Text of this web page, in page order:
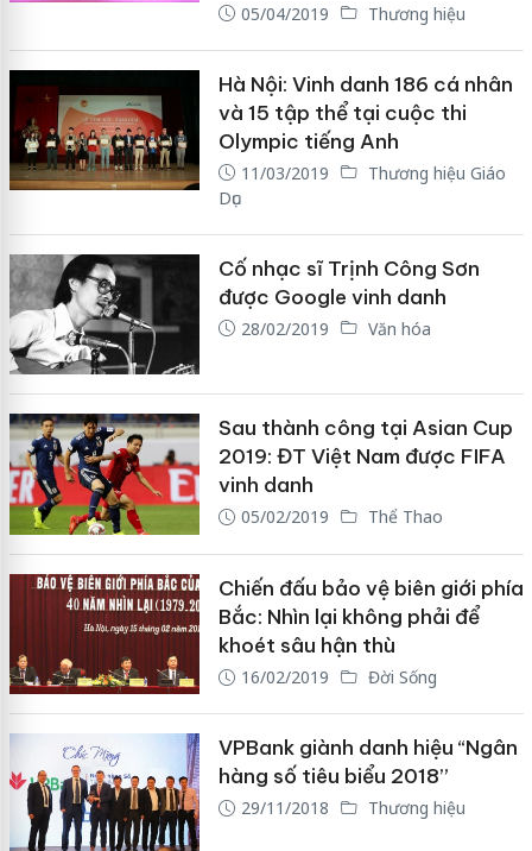
05/04/2019 Thương hiệu
Hà Nội: Vinh danh 186 cá nhân
và 15 tập thể tại cuộc thi
Olympic tiếng Anh
11/03/2019
Thương hiệu Giáo
Dục
Cố nhạc sĩ Trịnh Công Sơn
được Google vinh danh
28/02/2019 Văn hóa
Sau thành công tại Asian Cup
2019: ĐT Việt Nam được FIFA
vinh danh
05/02/2019 Thể Thao
Chiến đấu bảo vệ biên giới phía
Bắc: Nhìn lại không phải để
khoét sâu hận thù
16/02/2019 Đời Sống
VPBank giành danh hiệu “Ngân
hàng số tiêu biểu 2018”
29/11/2018 Thương hiệu